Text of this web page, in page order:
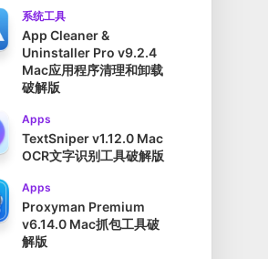
系统工具
App Cleaner &
Uninstaller Pro v9.2.4
Mac应用程序清理和卸载
破解版
Apps
TextSniper v1.12.0 Mac
OCR文字识别工具破解版
Apps
Proxyman Premium
v6.14.0 Mac抓包工具破
解版